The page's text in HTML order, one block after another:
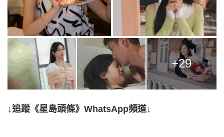
+29
↓追蹤《星島頭條》WhatsApp頻道↓